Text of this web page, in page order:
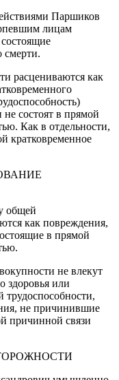
Паршиков
лицам
смерти.
расцениваются как
состоят в прямой
Как в отдельности,
кратковременное
общей
как повреждения,
в прямой
не влекут
здоровья или
трудоспособности,
не причинившие
причинной связи